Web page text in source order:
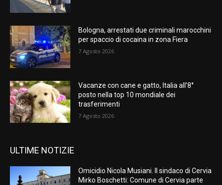
Bologna, arrestati due criminali marocchini
per spaccio di cocaina in zona Fiera
7 Agosto 2026
Vacanze con cane e gatto, Italia all’8°
posto nella top 10 mondiale dei
trasferimenti
7 Agosto 2026
ULTIME NOTIZIE
Omicidio Nicola Musiani. Il sindaco di Cervia
Mirko Boschetti: Comune di Cervia parte